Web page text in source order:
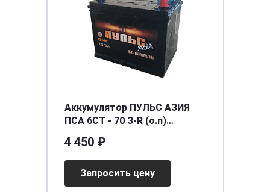
Аккумулятор ПУЛЬС АЗИЯ
ПСА 6СТ - 70 З-R (о.п)
4 450 ₽
Запросить цену